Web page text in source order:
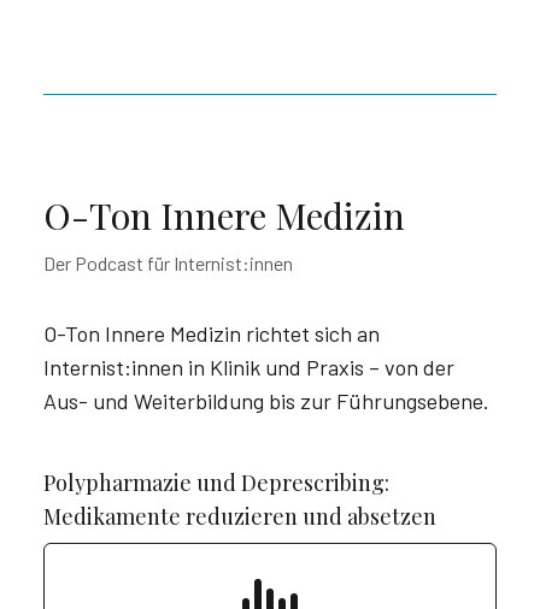
O-Ton Innere Medizin
Der Podcast für Internist:innen
O-Ton Innere Medizin richtet sich an
Internist:innen in Klinik und Praxis – von der
Aus- und Weiterbildung bis zur Führungsebene.
Polypharmazie und Deprescribing:
Medikamente reduzieren und absetzen